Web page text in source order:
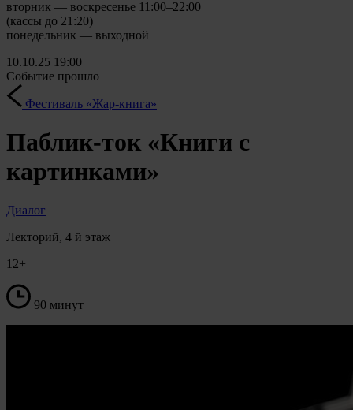
вторник — воскресенье 11:00–22:00
(кассы до 21:20)
понедельник — выходной
10.10.25 19:00
Событие прошло
Фестиваль «Жар-книга»
Паблик-ток «Книги с
картинками»
Диалог
Лекторий, 4 й этаж
12+
90 минут